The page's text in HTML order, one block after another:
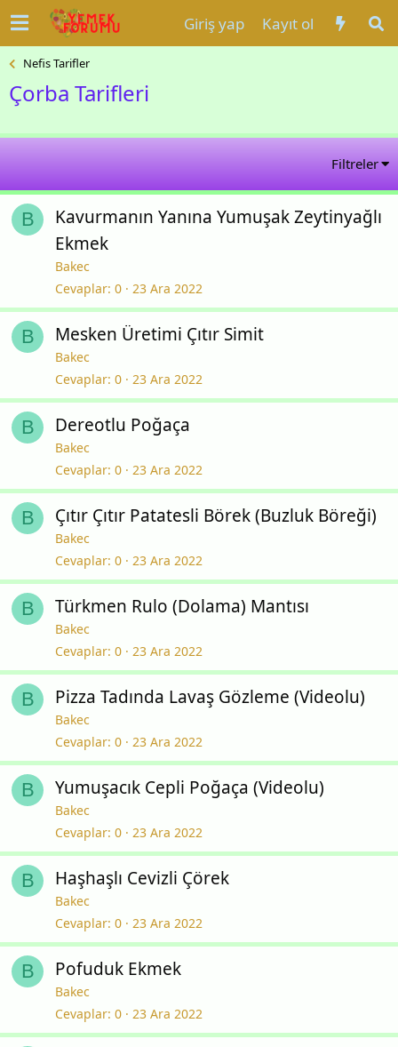
Giriş yap Kayıt ol
Nefis Tarifler
Çorba Tarifleri
Filtreler
B
Kavurmanın Yanına Yumuşak Zeytinyağlı
Ekmek
Bakec
Cevaplar 0 23 Ara 2022
B Mesken Üretimi Çıtır Simit
Bakec
Cevaplar 0 23 Ara 2022
B Dereotlu Poğaça
Bakec
Cevaplar 0 23 Ara 2022
B Çıtır Çıtır Patatesli Börek (Buzluk Böreği)
Bakec
Cevaplar 0 23 Ara 2022
B Türkmen Rulo (Dolama) Mantısı
Bakec
Cevaplar 0 23 Ara 2022
B Pizza Tadında Lavaş Gözleme (Videolu)
Bakec
Cevaplar 0 23 Ara 2022
B Yumuşacık Cepli Poğaça (Videolu)
Bakec
Cevaplar 0 23 Ara 2022
B Haşhaşlı Cevizli Çörek
Bakec
Cevaplar 0 23 Ara 2022
B Pofuduk Ekmek
Bakec
Cevaplar 0 23 Ara 2022